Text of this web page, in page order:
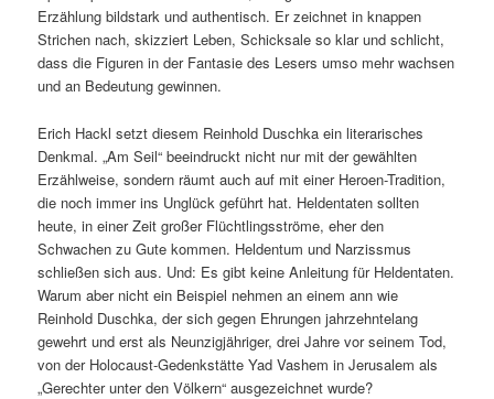
Erzählung bildstark und authentisch. Er zeichnet in knappen
Strichen nach, skizziert Leben, Schicksale so klar und schlicht,
dass die Figuren in der Fantasie des Lesers umso mehr wachsen
und an Bedeutung gewinnen.
Erich Hackl setzt diesem Reinhold Duschka ein literarisches
Denkmal. „Am Seil“ beeindruckt nicht nur mit der gewählten
Erzählweise, sondern räumt auch auf mit einer Heroen-Tradition,
die noch immer ins Unglück geführt hat. Heldentaten sollten
heute, in einer Zeit großer Flüchtlingsströme, eher den
Schwachen zu Gute kommen. Heldentum und Narzissmus
schließen sich aus. Und: Es gibt keine Anleitung für Heldentaten.
Warum aber nicht ein Beispiel nehmen an einem ann wie
Reinhold Duschka, der sich gegen Ehrungen jahrzehntelang
gewehrt und erst als Neunzigjähriger, drei Jahre vor seinem Tod,
von der Holocaust-Gedenkstätte Yad Vashem in Jerusalem als
„Gerechter unter den Völkern“ ausgezeichnet wurde?